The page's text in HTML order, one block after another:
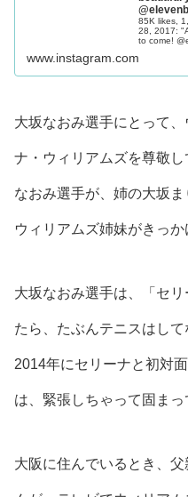
85K likes,
28, 2017:
to come!
www.instagram.com
大坂なおみ選手にとって
ナ・ウィリアムズを尊敬し
なおみ選手が、姉の大坂ま
ウィリアムズ姉妹がきっか
大坂なおみ選手は、 「セ
たら、たぶんテニスはして
2014年にセリーナと初対
は、緊張しちゃって固まっ
大阪に住んでいるとき、 父